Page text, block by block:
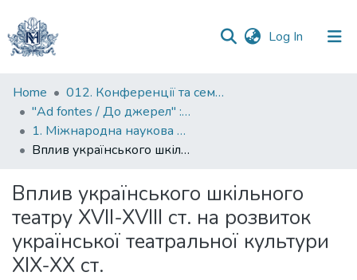
Log In (current)
Communities
&
Collections
All of DSpace
Statistics
Home
012. Конференції та семінари НаУКМА
"Ad fontes / До джерел" : матеріали конференцій до ювілейних дат Києво-Могилянської академії
1. Міжнародна наукова конференція (до 380-річчя від заснування Києво-Могилянської академії) "Києво-Могилянська академія в історії України"
Вплив українського шкільного театру XVII-XVIII ст. на розвиток української театральної культури XIX-XX ст.
Вплив українського шкільного
театру XVII-XVIII ст. на розвиток
української театральної культури
XIX-XX ст.